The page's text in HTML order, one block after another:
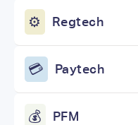
⚙️ Regtech
💳 Paytech
💰 PFM